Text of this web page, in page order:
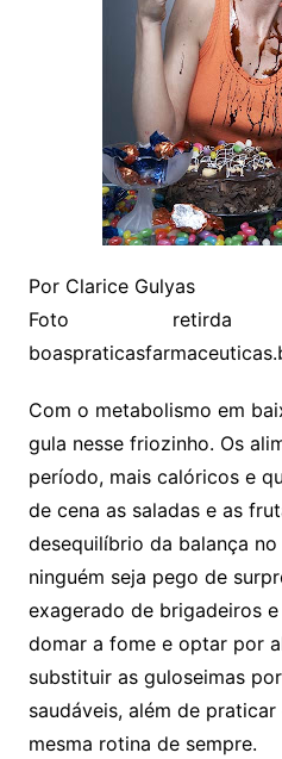
Por Clarice Gulyas
Foto
Com o metabolismo em
gula nesse friozinho. Os
período, mais calóricos e
de cena as saladas e as
desequilíbrio da balança
ninguém seja pego de
exagerado de brigadeiros
domar a fome e optar por
substituir as guloseimas
saudáveis, além de
mesma rotina de sempre.